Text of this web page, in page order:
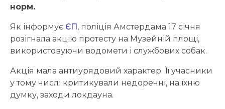
норм.
Як інформує ЄП, поліція Амстердама 17 січня
розігнала акцію протесту на Музейній площі,
використовуючи водомети і службових собак.
Акція мала антиурядовий характер. Її учасники
у тому числі критикували недоречні, на їхню
думку, заходи локдауна.